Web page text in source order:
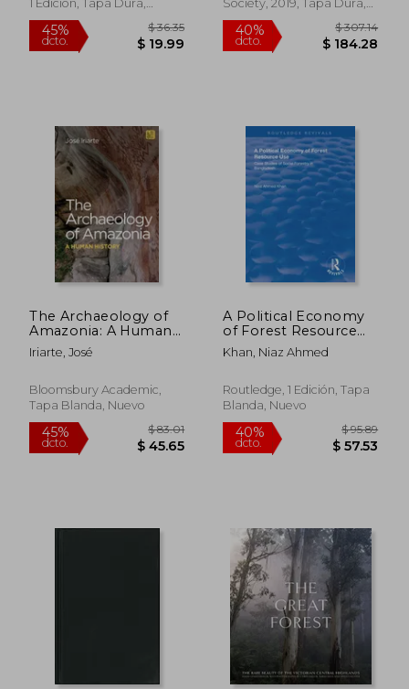
1 Edición, Tapa Dura,
Nuevo
45%
dcto. $ 19.99
Society, 2019, Tapa Dura,
Nuevo
40%
dcto.
The Archaeology of
Amazonia: A Human
History (en Inglés)
Iriarte, José
Bloomsbury Academic,
Tapa Blanda, Nuevo
A Political Economy
of Forest Resource
Use: Case Studies of
Social Forestry in
Inglés)
Khan, Niaz Ahmed
Routledge, 1 Edición, Tapa
Blanda, Nuevo
40%
dcto.